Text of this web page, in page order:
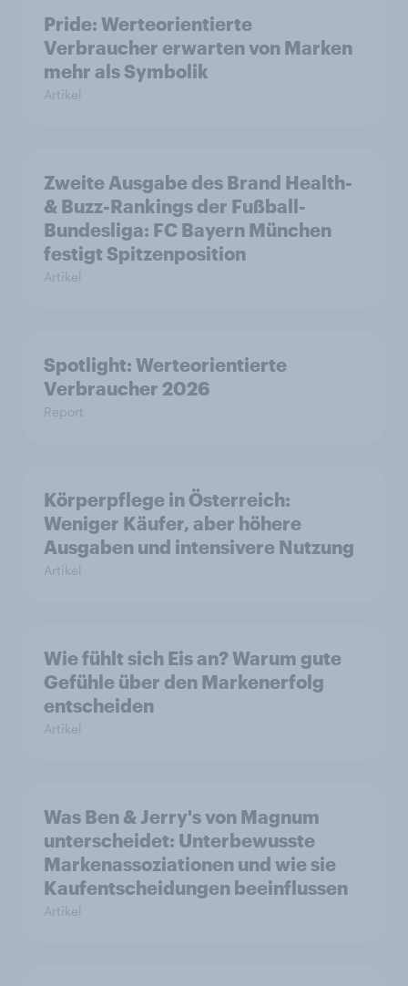
Pride: Werteorientierte
Verbraucher erwarten von Marken
mehr als Symbolik
Artikel
Zweite Ausgabe des Brand Health-
& Buzz-Rankings der Fußball-
Bundesliga: FC Bayern München
festigt Spitzenposition
Artikel
Spotlight: Werteorientierte
Verbraucher 2026
Report
Körperpflege in Österreich:
Weniger Käufer, aber höhere
Ausgaben und intensivere Nutzung
Artikel
Wie fühlt sich Eis an? Warum gute
Gefühle über den Markenerfolg
entscheiden
Artikel
Was Ben & Jerry's von Magnum
unterscheidet: Unterbewusste
Markenassoziationen und wie sie
Kaufentscheidungen beeinflussen
Artikel